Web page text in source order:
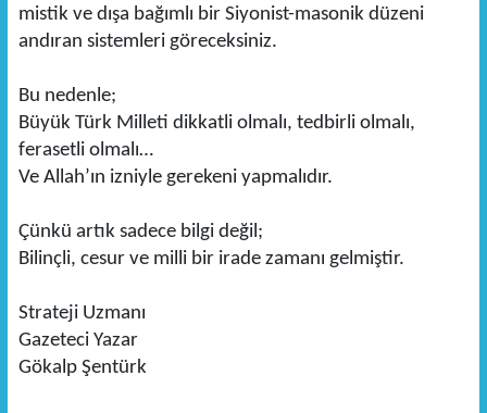
mistik ve dışa bağımlı bir Siyonist-masonik düzeni
andıran sistemleri göreceksiniz.
Bu nedenle;
Büyük Türk Milleti dikkatli olmalı, tedbirli olmalı,
ferasetli olmalı…
Ve Allah’ın izniyle gerekeni yapmalıdır.
Çünkü artık sadece bilgi değil;
Bilinçli, cesur ve milli bir irade zamanı gelmiştir.
Strateji Uzmanı
Gazeteci Yazar
Gökalp Şentürk